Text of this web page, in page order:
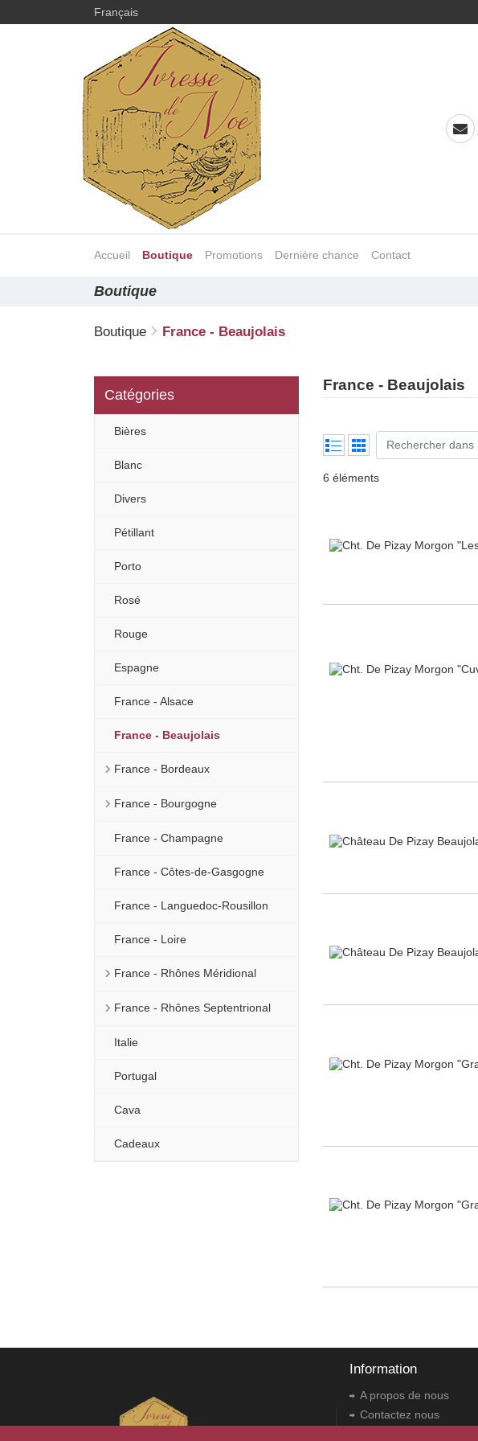
Français
Accueil Boutique Promotions Dernière chance Contact
Boutique
Boutique France - Beaujolais
Catégories
Bières
Blanc
Divers
Pétillant
Porto
Rosé
Rouge
Espagne
France - Alsace
France - Beaujolais
France - Bordeaux
France - Bourgogne
France - Champagne
France - Côtes-de-Gasgogne
France - Languedoc-Rousillon
France - Loire
France - Rhônes Méridional
France - Rhônes Septentrional
Italie
Portugal
Cava
Cadeaux
France - Beaujolais
6 éléments
Information
A propos de nous
Contactez nous